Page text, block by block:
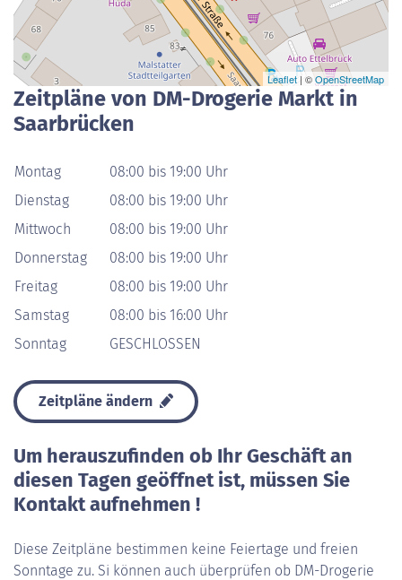
Leaflet| ©OpenStreetMap
Zeitpläne von DM-Drogerie Markt in
Saarbrücken
Montag
08:00 bis 19:00 Uhr
Dienstag
08:00 bis 19:00 Uhr
Mittwoch
08:00 bis 19:00 Uhr
Donnerstag
08:00 bis 19:00 Uhr
Freitag
08:00 bis 19:00 Uhr
Samstag
08:00 bis 16:00 Uhr
Sonntag
GESCHLOSSEN
Zeitpläne ändern
Um herauszufinden ob Ihr Geschäft an
diesen Tagen geöffnet ist, müssen Sie
Kontakt aufnehmen !
Diese Zeitpläne bestimmen keine Feiertage und freien
Sonntage zu. Si können auch überprüfen ob DM-Drogerie